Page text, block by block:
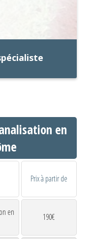
en
Prix à partir de
en
190€